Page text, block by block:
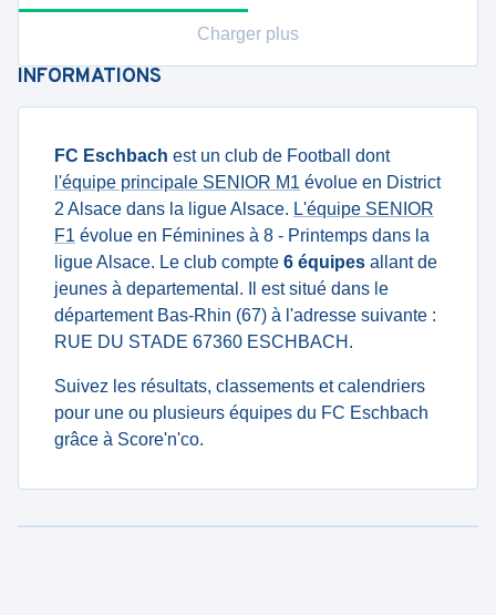
Charger plus
INFORMATIONS
FC Eschbach est un club de Football dont
l'équipe principale SENIOR M1 évolue en District
2 Alsace dans la ligue Alsace. L'équipe SENIOR
F1 évolue en Féminines à 8 - Printemps dans la
ligue Alsace. Le club compte 6 équipes allant de
jeunes à departemental. Il est situé dans le
département Bas-Rhin (67) à l'adresse suivante :
RUE DU STADE 67360 ESCHBACH.
Suivez les résultats, classements et calendriers
pour une ou plusieurs équipes du FC Eschbach
grâce à Score'n'co.